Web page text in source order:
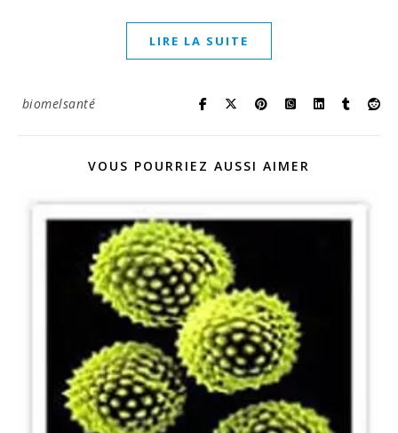
LIRE LA SUITE
biomelsanté
VOUS POURRIEZ AUSSI AIMER